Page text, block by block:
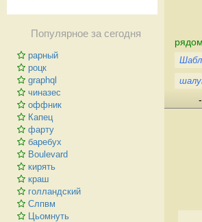
Популярное за сегодня
рарный
роцк
graphql
чиназес
оффник
Капец
фарту
баребух
Boulevard
кирять
краш
голландский
Слпвм
Цьомнуть